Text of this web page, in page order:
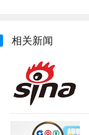
相关新闻